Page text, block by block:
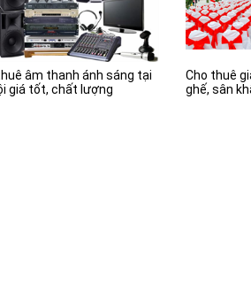
âm thanh ánh sáng tại
giá tốt, chất lượng
Cho thuê
ghế, sân